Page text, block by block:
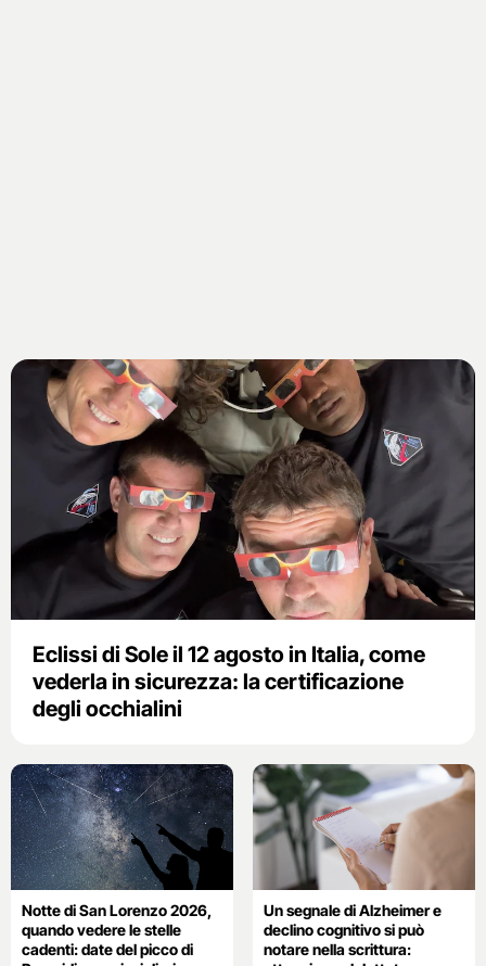
Eclissi di Sole il 12 agosto in Italia, come
vederla in sicurezza: la certificazione
degli occhialini
Notte di San Lorenzo 2026,
quando vedere le stelle
cadenti: date del picco di
Un segnale di Alzheimer e
declino cognitivo si può
notare nella scrittura: